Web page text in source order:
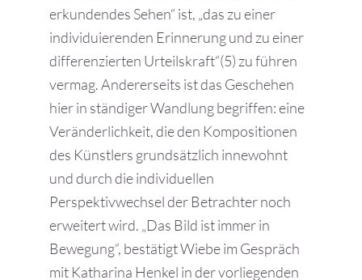
erkundendes Sehen“ ist, „das zu einer
individuierenden Erinnerung und zu einer
differenzierten Urteilskraft“(5) zu führen
vermag. Andererseits ist das Geschehen
hier in ständiger Wandlung begriffen: eine
Veränderlichkeit, die den Kompositionen
des Künstlers grundsätzlich innewohnt
und durch die individuellen
Perspektivwechsel der Betrachter noch
erweitert wird. „Das Bild ist immer in
Bewegung“, bestätigt Wiebe im Gespräch
mit Katharina Henkel in der vorliegenden